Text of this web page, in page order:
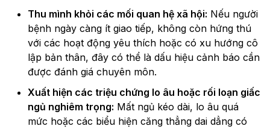
Thu mình khỏi các mối quan hệ xã hội: Nếu người
bệnh ngày càng ít giao tiếp, không còn hứng thú
với các hoạt động yêu thích hoặc có xu hướng cô
lập bản thân, đây có thể là dấu hiệu cảnh báo cần
được đánh giá chuyên môn.
Xuất hiện các triệu chứng lo âu hoặc rối loạn giấc
ngủ nghiêm trọng: Mất ngủ kéo dài, lo âu quá
mức hoặc các biểu hiện căng thẳng dai dẳng có